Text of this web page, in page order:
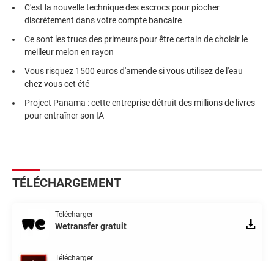
C'est la nouvelle technique des escrocs pour piocher
discrètement dans votre compte bancaire
Ce sont les trucs des primeurs pour être certain de choisir le
meilleur melon en rayon
Vous risquez 1500 euros d'amende si vous utilisez de l'eau
chez vous cet été
Project Panama : cette entreprise détruit des millions de livres
pour entraîner son IA
TÉLÉCHARGEMENT
Télécharger
Wetransfer gratuit
Télécharger